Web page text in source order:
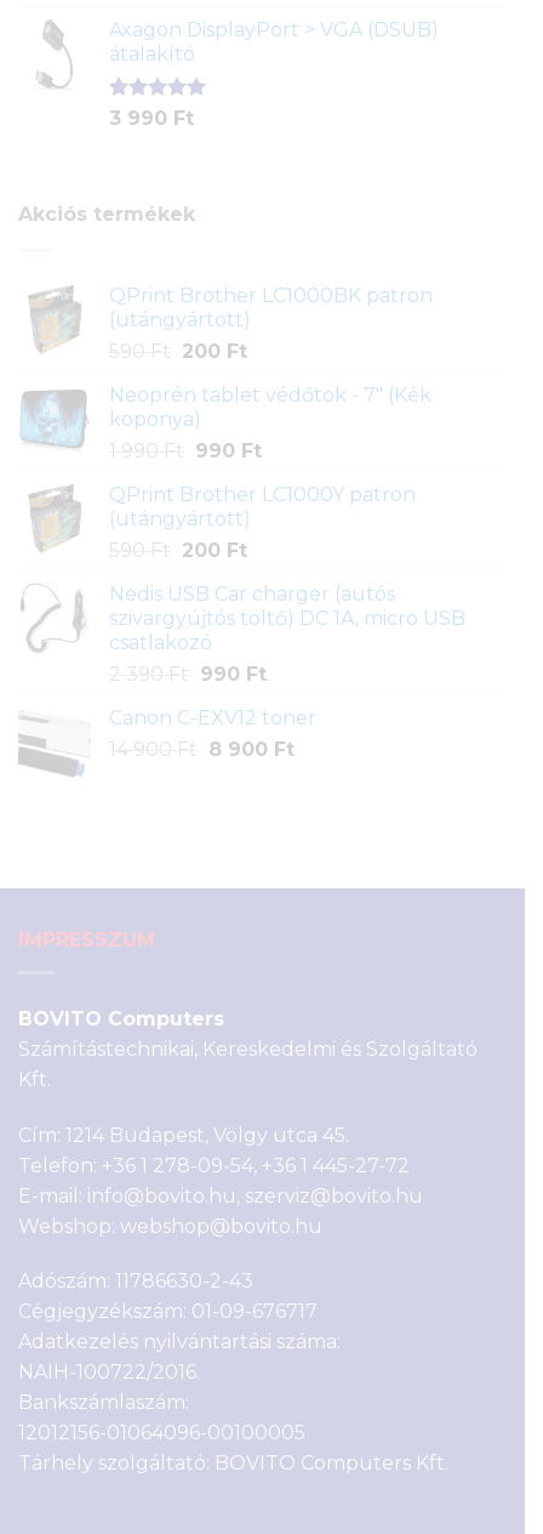
ből,
értékelés
alapján
was:
290 Ft.
is:
Axagon DisplayPort > VGA (DSUB)
átalakító
Értékelés
1
3 990 Ft
Akciós termékek
QPrint Brother LC1000BK patron
(utángyártott)
590 Ft
Original
was:
590 Ft.
200 FtCurrent
is:
Neoprén tablet védőtok - 7" (Kék
koponya)
1 990 Ft
Original
was:
1
990 Ft.
990 FtCurrent
is:
QPrint Brother LC1000Y patron
(utángyártott)
590 Ft
Original
was:
590 Ft.
200 FtCurrent
is:
200 Ft.
Nedis USB Car charger (autós
szivargyújtós töltő) DC 1A, micro USB
csatlakozó
2 390 Ft
Original
was:
2
990 FtCurrent
is:
990 Ft.
Canon C-EXV12 toner
14 900 Ft
Original
8 900 FtCurrent
IMPRESSZUM
BOVITO Computers
Számítástechnikai, Kereskedelmi és Szolgáltató
Kft.
Cím: 1214 Budapest, Völgy utca 45.
Telefon: +36 1 278-09-54, +36 1 445-27-72
E-mail: info@bovito.hu, szerviz@bovito.hu
Webshop: webshop@bovito.hu
Adószám: 11786630-2-43
Cégjegyzékszám: 01-09-676717
Adatkezelés nyilvántartási száma:
NAIH-100722/2016.
Bankszámlaszám:
12012156-01064096-00100005
Tárhely szolgáltató: BOVITO Computers Kft.